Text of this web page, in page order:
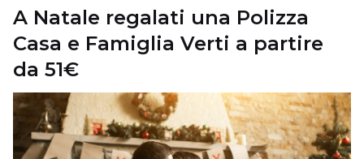
A Natale regalati una Polizza
Casa e Famiglia Verti a partire
da 51€